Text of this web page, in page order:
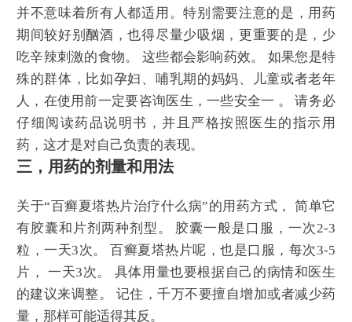
并不意味着所有人都适用。特别需要注意的是，用药
期间较好别酗酒，也得尽量少吸烟，更重要的是，少
吃辛辣刺激的食物。 这些都会影响药效。 如果您是特
殊的群体，比如孕妇、哺乳期的妈妈、儿童或者老年
人，在使用前一定要咨询医生，一些安全一 。 请务必
仔细阅读药品说明书，并且严格按照医生的指示用
药，这才是对自己负责的表现。
三，用药的剂量和用法
关于“百癣夏塔热片治疗什么病”的用药方式， 简单它
有胶囊和片剂两种剂型。 胶囊一般是口服，一次2-3
粒，一天3次。 百癣夏塔热片呢，也是口服，每次3-5
片， 一天3次。 具体用量也要根据自己的病情和医生
的建议来调整。 记住，千万不要擅自增加或者减少药
量，那样可能适得其反。